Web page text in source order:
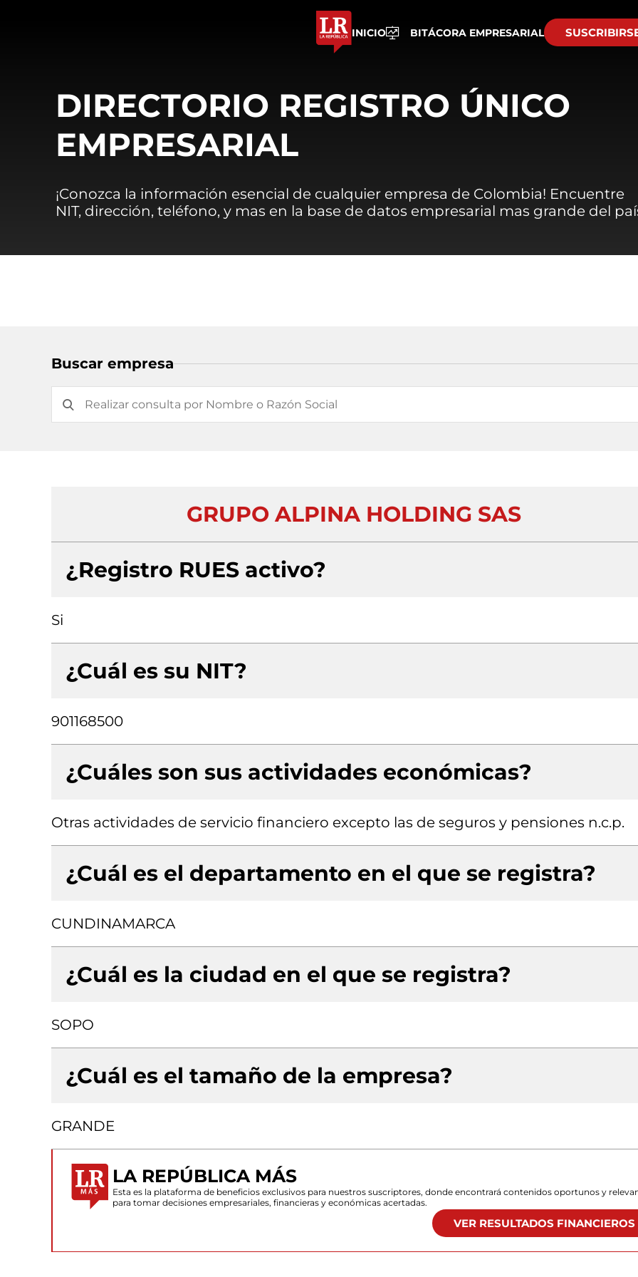
INICIO BITÁCORA EMPRESARIAL
DIRECTORIO REGISTRO ÚNICO
EMPRESARIAL
¡Conozca la información esencial de cualquier empresa de Colombia! Encuentre
NIT, dirección, teléfono, y mas en la base de datos empresarial mas grande del
Buscar empresa
GRUPO ALPINA HOLDING SAS
¿Registro RUES activo?
Si
¿Cuál es su NIT?
901168500
¿Cuáles son sus actividades económicas?
Otras actividades de servicio financiero excepto las de seguros y pensiones n.c.p.
¿Cuál es el departamento en el que se registra?
CUNDINAMARCA
¿Cuál es la ciudad en el que se registra?
SOPO
¿Cuál es el tamaño de la empresa?
GRANDE
LA REPÚBLICA MÁS
Esta es la plataforma de beneficios exclusivos para nuestros suscriptores, donde encontrará contenidos oportunos y
para tomar decisiones empresariales, financieras y económicas acertadas.
VER RESULTADOS FINANCIEROS